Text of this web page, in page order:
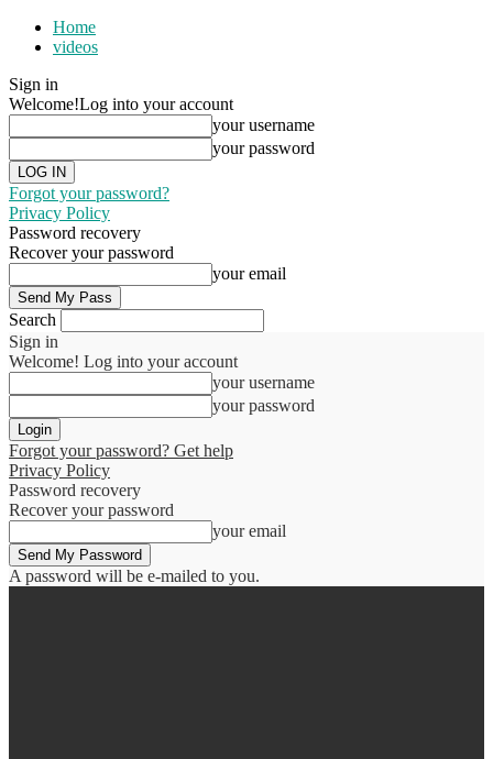
Home
videos
Sign in
Welcome!Log into your account
your username
your password
Forgot your password?
Privacy Policy
Password recovery
Recover your password
your email
Search
Sign in
Welcome! Log into your account
your username
your password
Forgot your password? Get help
Privacy Policy
Password recovery
Recover your password
your email
A password will be e-mailed to you.